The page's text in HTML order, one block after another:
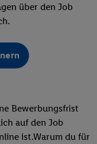
über den Job
Bewerbungsfrist
auf den Job
ist.Warum du für